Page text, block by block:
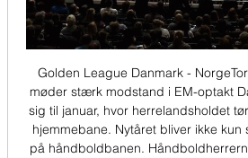
Golden League Danmark -
møder stærk modstand i EM-optakt
sig til januar, hvor herrelandsholdet
hjemmebane. Nytåret bliver ikke
på håndboldbanen.